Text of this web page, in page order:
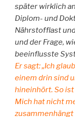
später wirklich
Diplom- und
Nährstofflast
und der Frage,
beeinflusste
Er sagt: „Ich
einem drin sind
hineinhört. So
Mich hat nicht